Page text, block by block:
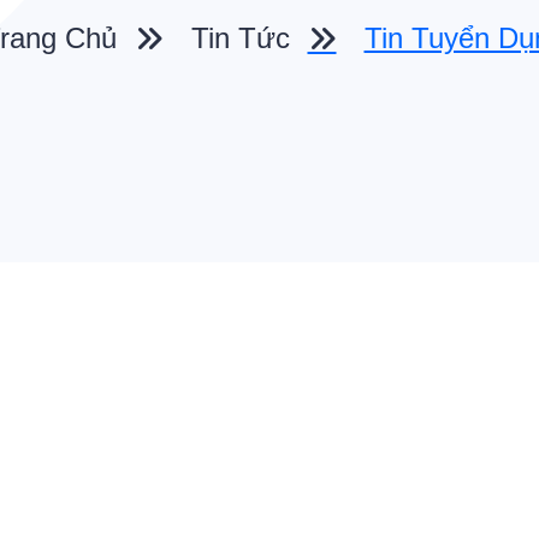
Chủ Tin Tức Tin Tuyển